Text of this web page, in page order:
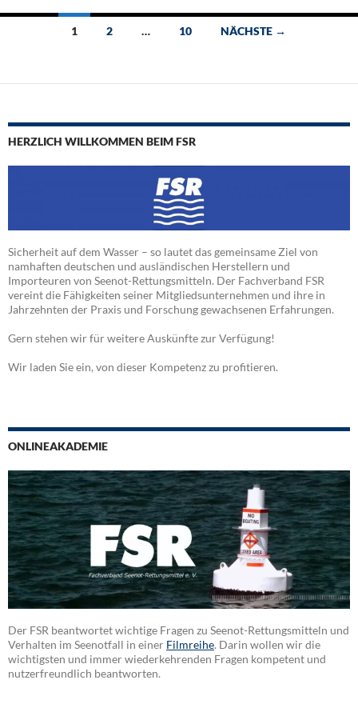
Beitragsnavigation
1 2 … 10 NÄCHSTE →
HERZLICH WILLKOMMEN BEIM FSR
Sicherheit auf dem Wasser – so lautet das gemeinsame Ziel von
namhaften deutschen und ausländischen Herstellern und
Importeuren von Seenot-Rettungsmitteln. Der Fachverband FSR
vereint die Fähigkeiten seiner Mitgliedsunternehmen und ihre in
Jahrzehnten der Praxis und Forschung gewachsenen Erfahrungen.
Gern stehen wir für weitere Auskünfte zur Verfügung!
Wir laden Sie ein, von dieser Kompetenz zu profitieren.
ONLINEAKADEMIE
Der FSR beantwortet wichtige Fragen zu Seenot-Rettungsmitteln und
Verhalten im Seenotfall in einer Filmreihe. Darin wollen wir die
wichtigsten und immer wiederkehrenden Fragen kompetent und
nutzerfreundlich beantworten.